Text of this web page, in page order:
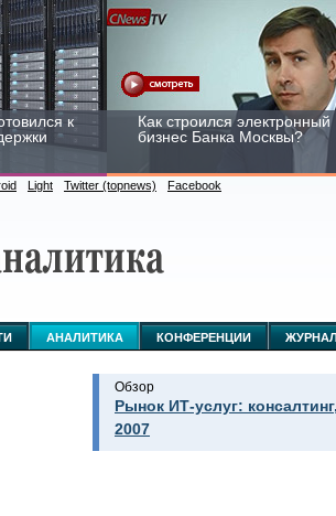
к
Как строился электронный
бизнес Банка Москвы?
участвовать
Light Twitter (topnews) Facebook
АНАЛИТИКА КОНФЕРЕНЦИИ
Обзор
Рынок ИТ-услуг:
2007